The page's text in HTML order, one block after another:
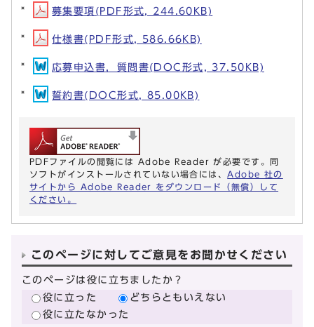
募集要項(PDF形式, 244.60KB)
仕様書(PDF形式, 586.66KB)
応募申込書，質問書(DOC形式, 37.50KB)
誓約書(DOC形式, 85.00KB)
PDFファイルの閲覧には Adobe Reader が必要です。同
ソフトがインストールされていない場合には、 Adobe 社の
サイトから Adobe Reader をダウンロード（無償）して
ください。
このページに対してご意見をお聞かせください
このページは役に立ちましたか？
役に立った
どちらともいえない
役に立たなかった